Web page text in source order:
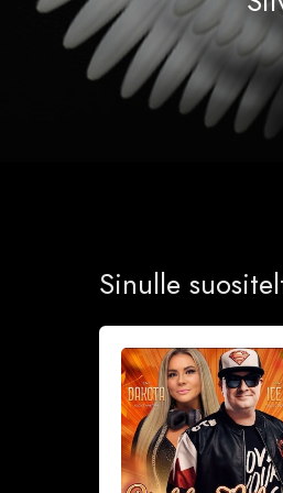
Sinulle
19.9.2026
Deittisirkus